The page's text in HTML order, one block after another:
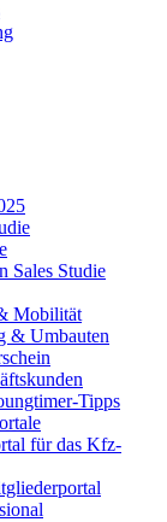
Sales Studie
Mobilität
& Umbauten
Tipps
für das Kfz-